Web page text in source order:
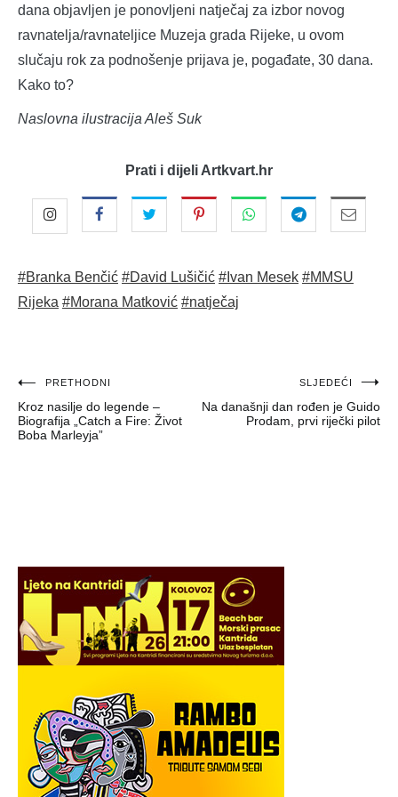
dana objavljen je ponovljeni natječaj za izbor novog
ravnatelja/ravnateljice Muzeja grada Rijeke, u ovom
slučaju rok za podnošenje prijava je, pogađate, 30 dana.
Kako to?
Naslovna ilustracija Aleš Suk
Prati i dijeli Artkvart.hr
#Branka Benčić #David Lušičić #Ivan Mesek #MMSU
Rijeka #Morana Matković #natječaj
Navigacija
objava
PRETHODNI
Kroz nasilje do legende –
Biografija „Catch a Fire: Život
Boba Marleyja”
SLJEDEĆI
Na današnji dan rođen je Guido
Prodam, prvi riječki pilot